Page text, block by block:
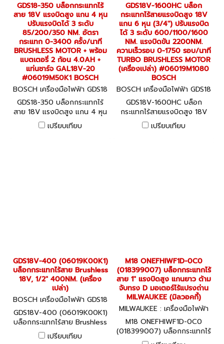
GDS18-350 บล็อกกระแทกไร้
สาย 18V แรงบิดสูง แกน 4 หุน
ปรับแรงบิดได้ 3 ระดับ
85/200/350 NM. อัตรา
กระแทก 0-3400 ครั้ง/นาที
BRUSHLESS MOTOR + พร้อม
แบตเตอรี่ 2 ก้อน 4.0AH +
แท่นชาร์จ GAL18V-20
#06019M50K1 BOSCH
BOSCH เครื่องมือไฟฟ้า GDS18
-350 (06019M50K1)
GDS18-350 บล็อกกระแทกไร้
สาย 18V แรงบิดสูง แกน 4 หุน
ปรับแรงบิดได้ 3 ระดับ
85/200/350 NM. อัตรา
เปรียบเทียบ
GDS18V-1600HC บล็อก
กระแทกไร้สายแรงบิดสูง 18V
แกน 6 หุน (3/4") ปรับแรงบิด
ได้ 3 ระดับ 600/1100/1600
NM. แรงบิดขัน 2200NM.
ความเร็วรอบ 0-1750 รอบ/นาที
TURBO BRUSHLESS MOTOR
(เครื่องเปล่า) #06019M1080
BOSCH
BOSCH เครื่องมือไฟฟ้า GDS18
V-1600HC (06019M1080)
GDS18V-1600HC บล็อก
กระแทกไร้สายแรงบิดสูง 18V
แกน 6 หุน (3/4") ปรับแรงบิด
ได้ 3 ระดับ 600/1100/1600
เปรียบเทียบ
GDS18V-400 (06019K00K1)
บล็อกกระแทกไร้สาย Brushless
18V, 1/2" 400NM. (เครื่อง
เปล่า)
BOSCH เครื่องมือไฟฟ้า GDS18
V-400 (06019K00K1)
GDS18V-400 (06019K00K1)
บล็อกกระแทกไร้สาย Brushless
18V, 1/2" 400NM. (เครื่อง
เปล่า)
เปรียบเทียบ
M18 ONEFHIWF1D-0C0
(018399007) บล็อกกระแทกไร้
สาย 1" แรงบิดสูง แกนยาว ด้าม
จับทรง D มอเตอร์ไร้แปรงถ่าน
MILWAUKEE (มิลวอคกี้)
MILWAUKEE : เครื่องมือไฟฟ้า
M18 ONEFHIWF1D-0C0 (018
399007)
M18 ONEFHIWF1D-0C0
(018399007) บล็อกกระแทกไร้
สาย 1" แรงบิดสูง แกนยาว ด้าม